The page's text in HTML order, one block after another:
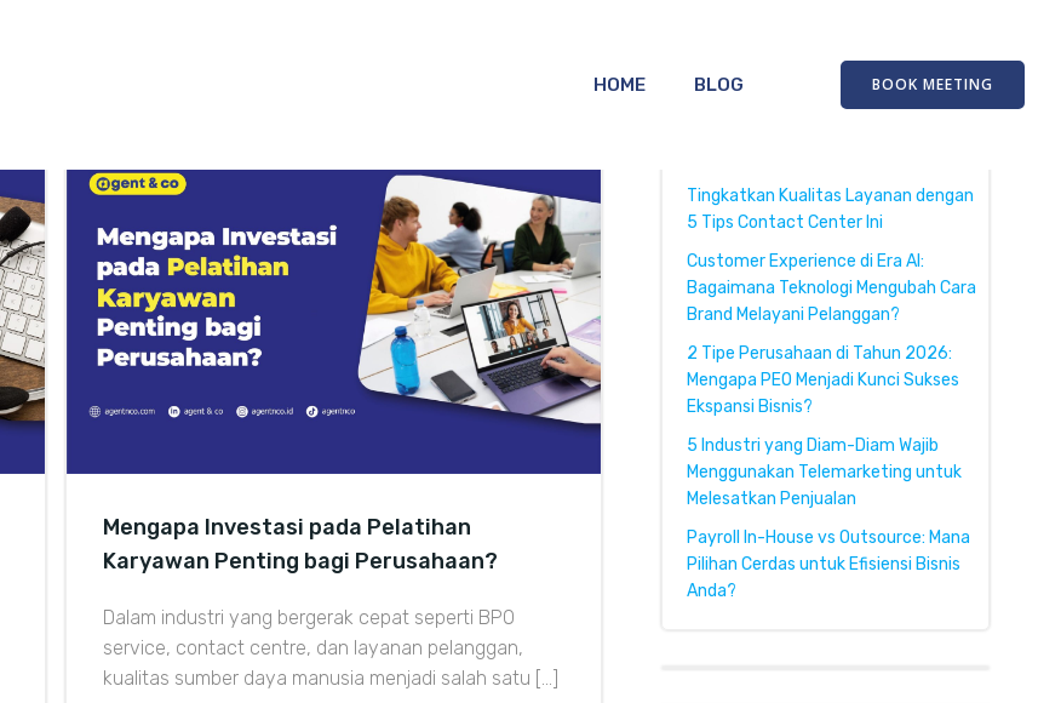
HOME BLOG BOOK MEETING
Mengapa Investasi pada Pelatihan
Karyawan Penting bagi Perusahaan?
Dalam industri yang bergerak cepat seperti BPO
service, contact centre, dan layanan pelanggan,
kualitas sumber daya manusia menjadi salah satu […]
Tingkatkan Kualitas Layanan dengan
5 Tips Contact Center Ini
Customer Experience di Era AI:
Bagaimana Teknologi Mengubah Cara
Brand Melayani Pelanggan?
2 Tipe Perusahaan di Tahun 2026:
Mengapa PEO Menjadi Kunci Sukses
Ekspansi Bisnis?
5 Industri yang Diam-Diam Wajib
Menggunakan Telemarketing untuk
Melesatkan Penjualan
Payroll In-House vs Outsource: Mana
Pilihan Cerdas untuk Efisiensi Bisnis
Anda?